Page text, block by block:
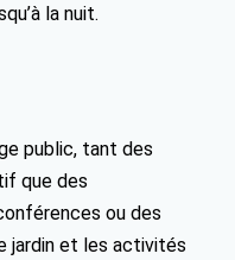
la nuit.
public, tant des
que des
ou des
jardin et les activités